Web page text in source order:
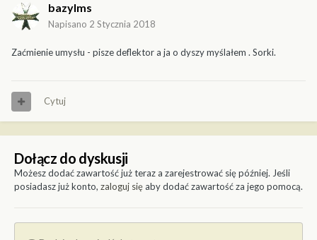
bazylms
Napisano 2 Stycznia 2018
Zaćmienie umysłu - pisze deflektor a ja o dyszy myślałem . Sorki.
Cytuj
Dołącz do dyskusji
Możesz dodać zawartość już teraz a zarejestrować się później. Jeśli
posiadasz już konto, zaloguj sięaby dodać zawartość za jego pomocą.